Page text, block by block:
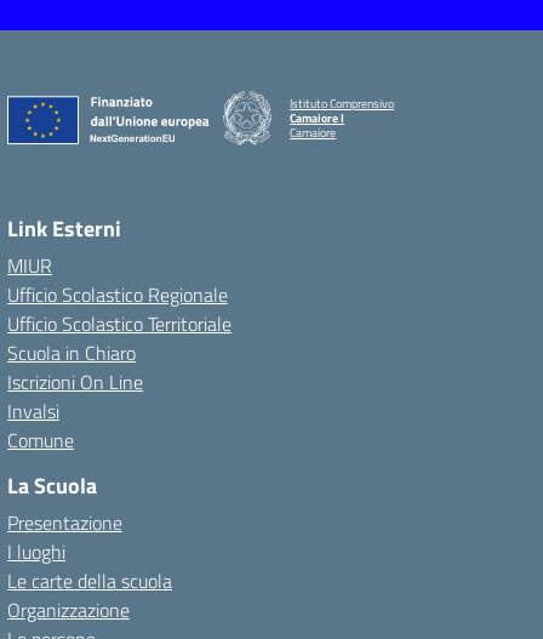
Istituto Comprensivo
Camaiore I
Camaiore
Link Esterni
MIUR
Ufficio Scolastico Regionale
Ufficio Scolastico Territoriale
Scuola in Chiaro
Iscrizioni On Line
Invalsi
Comune
La Scuola
Presentazione
I luoghi
Le carte della scuola
Organizzazione